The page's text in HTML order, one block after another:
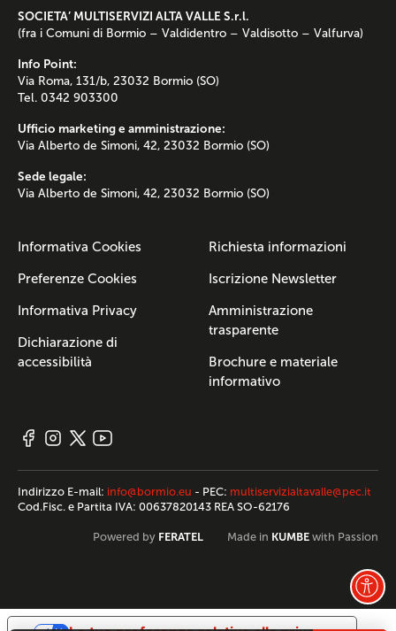
SOCIETA’ MULTISERVIZI ALTA VALLE S.r.l.
(fra i Comuni di Bormio – Valdidentro – Valdisotto – Valfurva)
Info Point:
Via Roma, 131/b, 23032 Bormio (SO)
Tel. 0342 903300
Ufficio marketing e amministrazione:
Via Alberto de Simoni, 42, 23032 Bormio (SO)
Sede legale:
Via Alberto de Simoni, 42, 23032 Bormio (SO)
Informativa Cookies
Preferenze Cookies
Informativa Privacy
Dichiarazione di
accessibilità
Richiesta informazioni
Iscrizione Newsletter
Amministrazione
trasparente
Brochure e materiale
informativo
Indirizzo E-mail: info@bormio.eu - PEC: multiservizialtavalle@pec.it
Cod.Fisc. e Partita IVA: 00637820143 REA SO-62176
Powered by FERATEL Made in KUMBE with Passion